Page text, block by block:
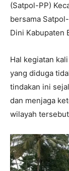
(Satpol-PP)
bersama
Dini Kabupaten
Hal kegiatan
yang diduga
tindakan ini
dan menjaga
wilayah